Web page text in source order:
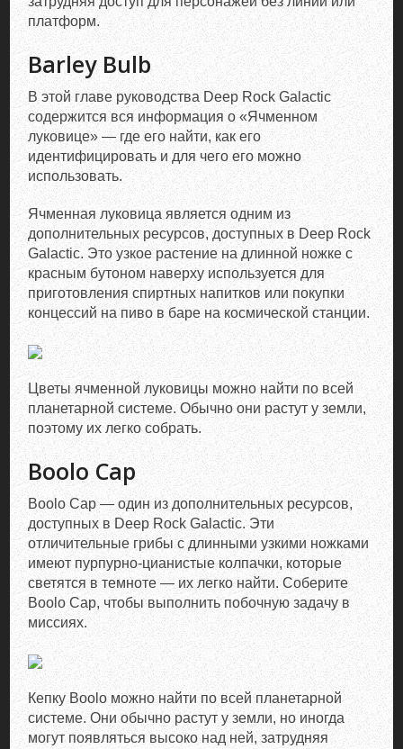
платформ.
Barley Bulb
В этой главе руководства Deep Rock Galactic
содержится вся информация о «Ячменном
луковице» — где его найти, как его
идентифицировать и для чего его можно
использовать.
Ячменная луковица является одним из
дополнительных ресурсов, доступных в Deep Rock
Galactic. Это узкое растение на длинной ножке с
красным бутоном наверху используется для
приготовления спиртных напитков или покупки
концессий на пиво в баре на космической станции.
Цветы ячменной луковицы можно найти по всей
планетарной системе. Обычно они растут у земли,
поэтому их легко собрать.
Boolo Cap
Boolo Cap — один из дополнительных ресурсов,
доступных в Deep Rock Galactic. Эти
отличительные грибы с длинными узкими ножками
имеют пурпурно-цианистые колпачки, которые
светятся в темноте — их легко найти. Соберите
Boolo Cap, чтобы выполнить побочную задачу в
миссиях.
Кепку Boolo можно найти по всей планетарной
системе. Они обычно растут у земли, но иногда
могут появляться высоко над ней, затрудняя